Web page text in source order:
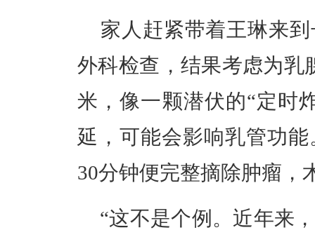
家人赶紧带着王琳来
外科检查，结果考虑为乳
米，像一颗潜伏的“定时
延，可能会影响乳管功
30分钟便完整摘除肿瘤，
“这不是个例。近年来